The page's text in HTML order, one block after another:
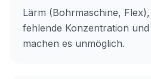
Lärm (Bohrmaschine,
fehlende Konzentration
machen es unmöglich.